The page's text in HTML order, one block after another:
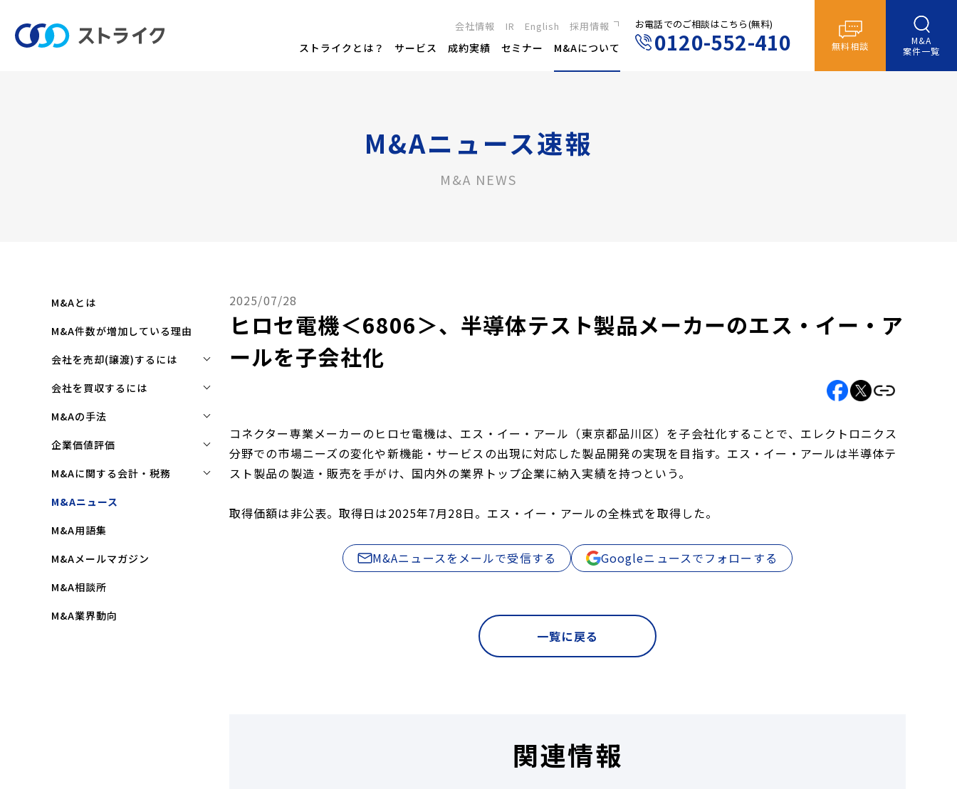
会社情報 IR English 採用情報
新卒採用
キャリア採用
ストライクとは？ サービス 成約実績 セミナー M&Aについて
お電話でのご相談はこちら(無料)
0120-552-410 無料相談
M&A
案件一覧
M&Aニュース速報
M&A NEWS
M&Aとは
M&A件数が増加している理由
会社を売却(譲渡)するには
会社を売却(譲渡)するには
M&Aで売れる会社の条件とは
M&Aで買い手はここを見る
会社を買収するには
会社を買収するには
企業買収を成功させるポイント
買収監査(デューディリジェン
ス)とは
クロージングと引継ぎ
企業買収の流れと手順
M&Aの手法
株式譲渡
第三者割当増資
資本業務提携
企業価値評価
企業価値評価(バリュエーショ
企業評価と売買価格の違い
中小企業M&Aにおける企業価値
ン)の算定方法
純資産法(コストアプローチ)
M&Aに関する会計・税務
株式譲渡にかかる税金(個人・
事業譲渡にかかる税金(個人・
法人)
M&Aにおける節税(役職退職金
スキーム)
赤字・債務超過会社の買収制限
M&Aニュース
M&A用語集
M&Aメールマガジン
M&A相談所
M&A業界動向
2025/07/28
ヒロセ電機＜6806＞、半導体テスト製品メーカーのエス・イー・ア
ールを子会社化
コネクター専業メーカーのヒロセ電機は、エス・イー・アール（東京都品川区）を子会社化することで、エレクトロニクス
分野での市場ニーズの変化や新機能・サービスの出現に対応した製品開発の実現を目指す。エス・イー・アールは半導体テ
スト製品の製造・販売を手がけ、国内外の業界トップ企業に納入実績を持つという。
取得価額は非公表。取得日は2025年7月28日。エス・イー・アールの全株式を取得した。
M&Aニュースをメールで受信する Googleニュースでフォローする
一覧に戻る
関連情報